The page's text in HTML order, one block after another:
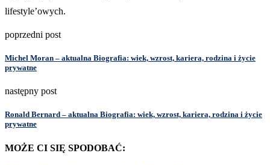
lifestyle’owych.
poprzedni post
Michel Moran – aktualna Biografia: wiek, wzrost, kariera, rodzina i życie
prywatne
następny post
Ronald Bernard – aktualna Biografia: wiek, wzrost, kariera, rodzina i życie
prywatne
MOŻE CI SIĘ SPODOBAĆ: